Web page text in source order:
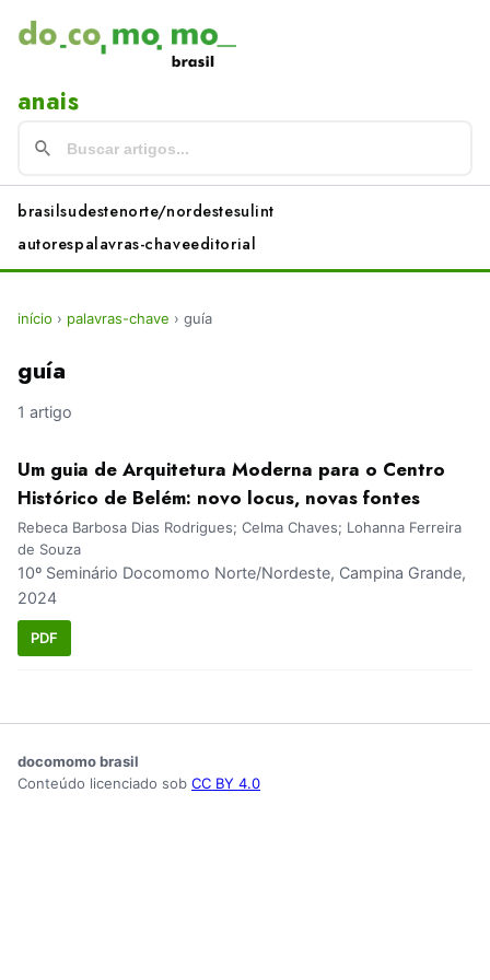
anais
brasilsudestenorte/nordestesulint
autorespalavras-chaveeditorial
início › palavras-chave › guía
guía
1 artigo
Um guia de Arquitetura Moderna para o Centro
Histórico de Belém: novo locus, novas fontes
Rebeca Barbosa Dias Rodrigues; Celma Chaves; Lohanna Ferreira
de Souza
10º Seminário Docomomo Norte/Nordeste, Campina Grande,
2024
PDF
docomomo brasil
Conteúdo licenciado sob CC BY 4.0